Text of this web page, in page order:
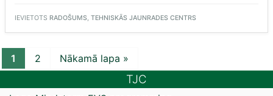
NOVADA
VIDUSSKOLĀ”
IEVIETOTS RADOŠUMS, TEHNISKĀS JAUNRADES CENTRS
1 2 Nākamā lapa »
TJC